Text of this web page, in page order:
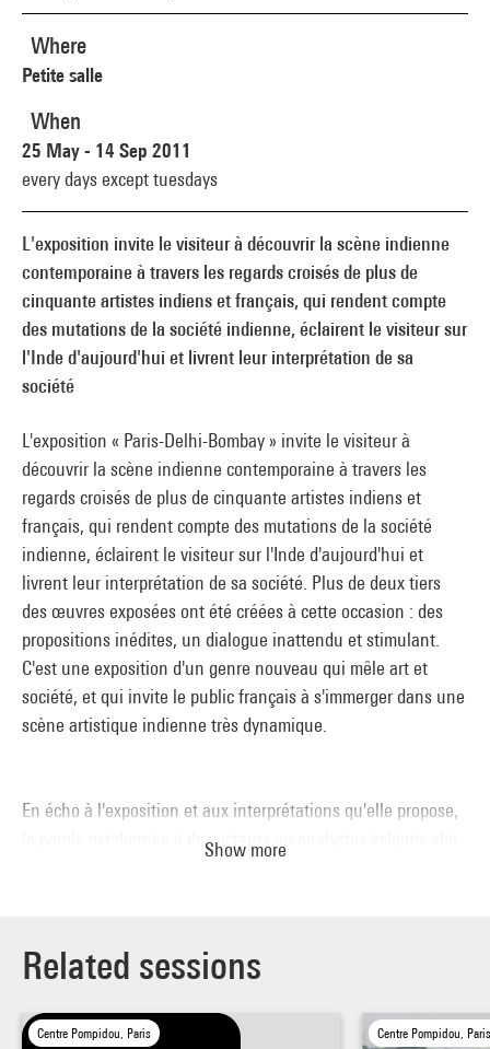
L'exposition invite le visiteur à découvrir la scène indienne
contemporaine à travers les regards croisés de plus de
cinquante artistes indiens et français, qui rendent compte
des mutations de la société indienne, éclairent le visiteur sur
l'Inde d'aujourd'hui et livrent leur interprétation de sa
société
L'exposition « Paris-Delhi-Bombay » invite le visiteur à
découvrir la scène indienne contemporaine à travers les
regards croisés de plus de cinquante artistes indiens et
français, qui rendent compte des mutations de la société
indienne, éclairent le visiteur sur l'Inde d'aujourd'hui et
livrent leur interprétation de sa société. Plus de deux tiers
des œuvres exposées ont été créées à cette occasion : des
propositions inédites, un dialogue inattendu et stimulant.
C'est une exposition d'un genre nouveau qui mêle art et
société, et qui invite le public français à s'immerger dans une
scène artistique indienne très dynamique.
En écho à l'exposition et aux interprétations qu'elle propose,
la parole est donnée à des acteurs ou analystes éclairés afin
environnementales.
Show more
Where
Petite salle
When
25 May - 14 Sep 2011
every days except tuesdays
Related sessions
Centre Pompidou, Paris Centre Pompidou,